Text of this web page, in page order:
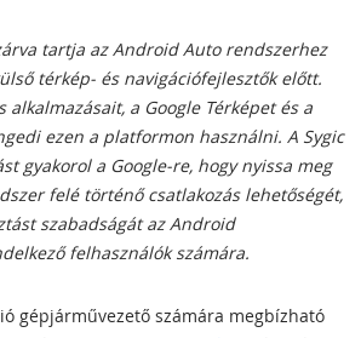
tartja az Android Auto rendszerhez
térkép- és navigációfejlesztők előtt.
alkalmazásait, a Google Térképet és a
ezen a platformon használni. A Sygic
gyakorol a Google-re, hogy nyissa meg
felé történő csatlakozás lehetőségét,
szabadságát az Android
felhasználók számára.
gépjárművezető számára megbízható